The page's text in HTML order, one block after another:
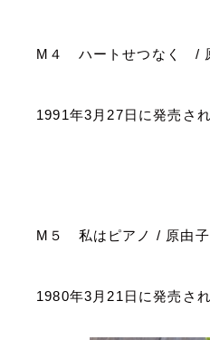
M ４ ハートせつなく /
1991年3 月 27日に発売さ
M ５ 私はピアノ / 原由子
1980年3 月 21 日に発売さ